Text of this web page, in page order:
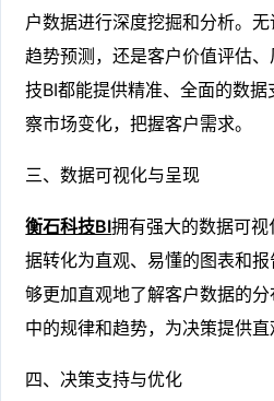
户数据进行深度挖掘和分析。
趋势预测，还是客户价值评估
技BI都能提供精准、全面的数据
察市场变化，把握客户需求。
三、数据可视化与呈现
衡石科技BI拥有强大的数据可
据转化为直观、易懂的图表和
够更加直观地了解客户数据的
中的规律和趋势，为决策提供直
四、决策支持与优化